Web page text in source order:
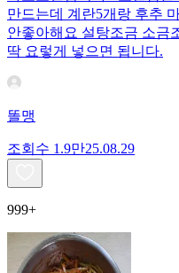
만드는데 계란5개랑 후추
안좋아해요 설탕조금 소금
딱 요렇게 넣으면 됩니다.
똘맹
조회수 1.9만25.08.29
999+